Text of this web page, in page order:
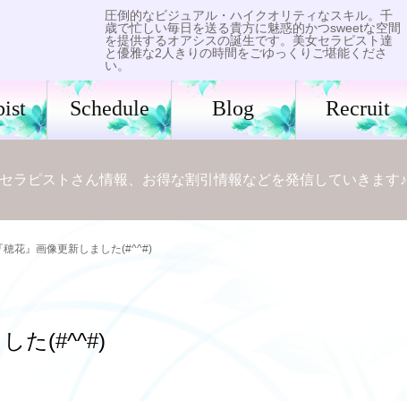
圧倒的なビジュアル・ハイクオリティなスキル。千
歳で忙しい毎日を送る貴方に魅惑的かつsweetな空間
を提供するオアシスの誕生です。美女セラピスト達
と優雅な2人きりの時間をごゆっくりご堪能くださ
い。
Schedule Blog Recruit
ラピストさん情報、お得な割引情報などを発信していきます♪
穂花』画像更新しました(#^^#)
た(#^^#)